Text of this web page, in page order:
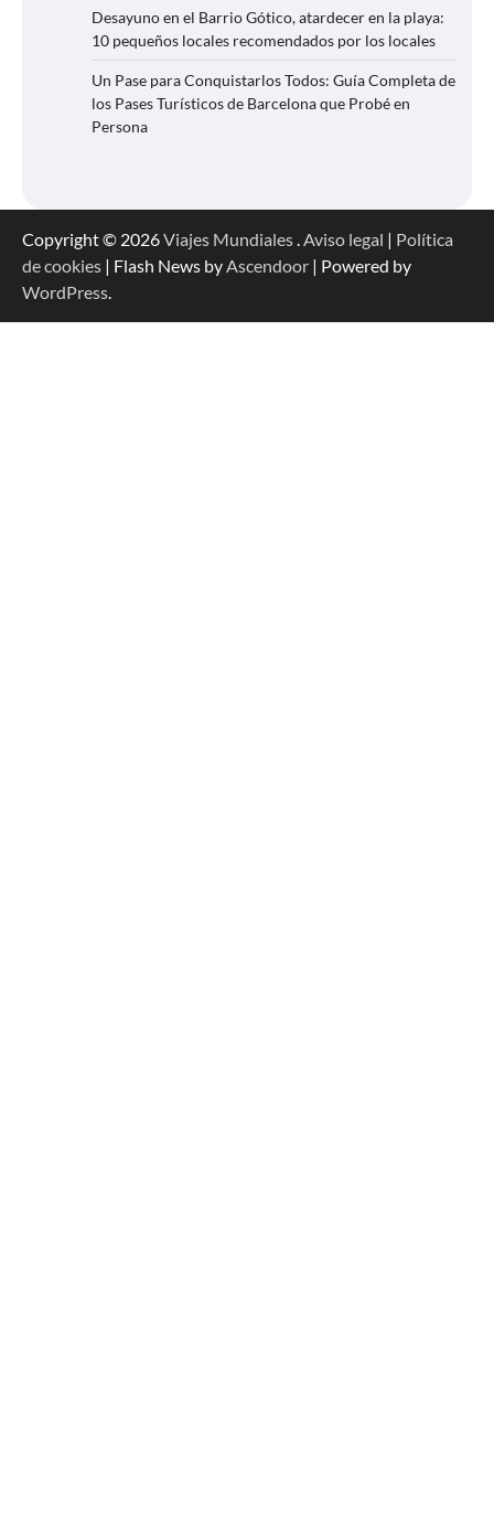
Desayuno en el Barrio Gótico, atardecer en la playa:
10 pequeños locales recomendados por los locales
Un Pase para Conquistarlos Todos: Guía Completa de
los Pases Turísticos de Barcelona que Probé en
Persona
Copyright © 2026Viajes Mundiales.Aviso legal | Política
de cookies | Flash News byAscendoor | Powered by
WordPress.